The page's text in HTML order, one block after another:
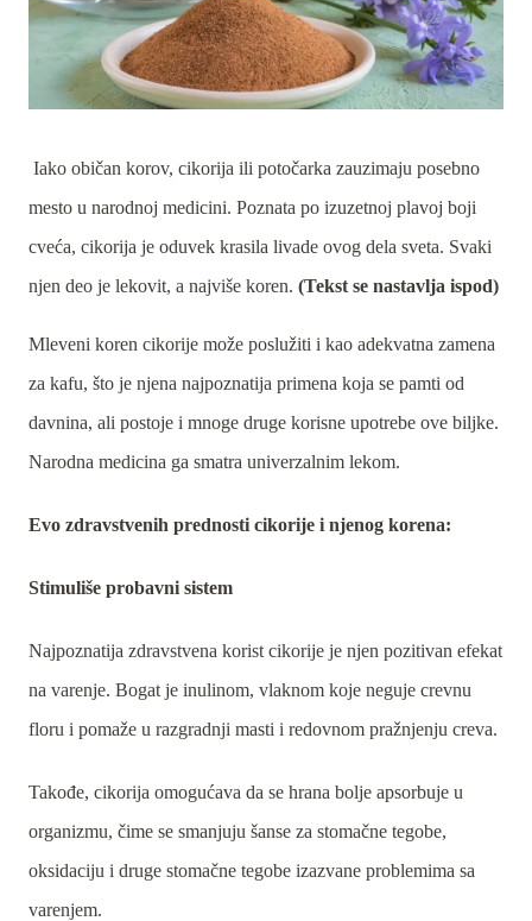
Iako običan korov, cikorija ili potočarka zauzimaju posebno
mesto u narodnoj medicini. Poznata po izuzetnoj plavoj boji
cveća, cikorija je oduvek krasila livade ovog dela sveta. Svaki
njen deo je lekovit, a najviše koren. (Tekst se nastavlja ispod)
Mleveni koren cikorije može poslužiti i kao adekvatna zamena
za kafu, što je njena najpoznatija primena koja se pamti od
davnina, ali postoje i mnoge druge korisne upotrebe ove biljke.
Narodna medicina ga smatra univerzalnim lekom.
Evo zdravstvenih prednosti cikorije i njenog korena:
Stimuliše probavni sistem
Najpoznatija zdravstvena korist cikorije je njen pozitivan efekat
na varenje. Bogat je inulinom, vlaknom koje neguje crevnu
floru i pomaže u razgradnji masti i redovnom pražnjenju creva.
Takođe, cikorija omogućava da se hrana bolje apsorbuje u
organizmu, čime se smanjuju šanse za stomačne tegobe,
oksidaciju i druge stomačne tegobe izazvane problemima sa
varenjem.